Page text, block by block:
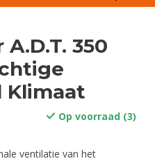
350
Klimaat
Op voorraad (3)
ventilatie van het